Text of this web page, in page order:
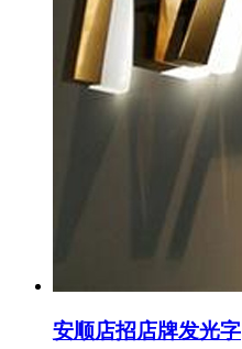
安顺店招店牌发光字